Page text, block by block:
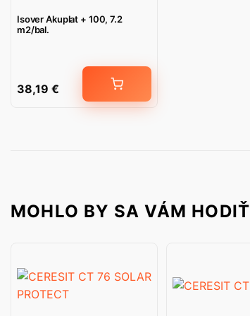
Isover Akuplat + 100, 7.2
m2/bal.
38,19 €
MOHLO BY SA VÁM HODIŤ